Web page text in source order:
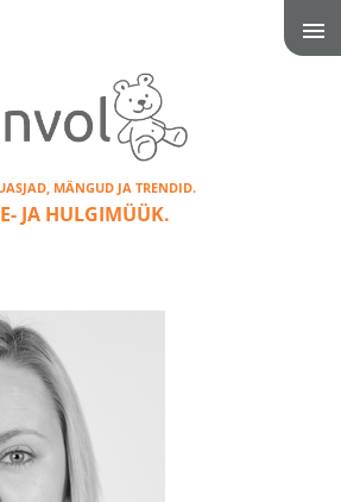
MÄNGUD JA TRENDID.
JA HULGIMÜÜK.